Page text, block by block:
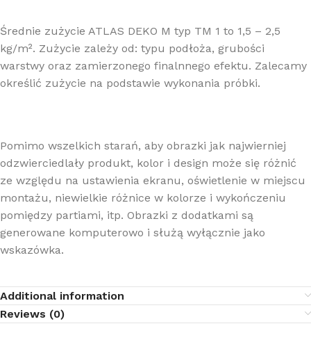
Średnie zużycie ATLAS DEKO M typ TM 1 to 1,5 – 2,5
kg/m². Zużycie zależy od: typu podłoża, grubości
warstwy oraz zamierzonego finalnnego efektu. Zalecamy
określić zużycie na podstawie wykonania próbki.
Pomimo wszelkich starań, aby obrazki jak najwierniej
odzwierciedlały produkt, kolor i design może się różnić
ze względu na ustawienia ekranu, oświetlenie w miejscu
montażu, niewielkie różnice w kolorze i wykończeniu
pomiędzy partiami, itp. Obrazki z dodatkami są
generowane komputerowo i służą wyłącznie jako
wskazówka.
Additional information
Reviews (0)